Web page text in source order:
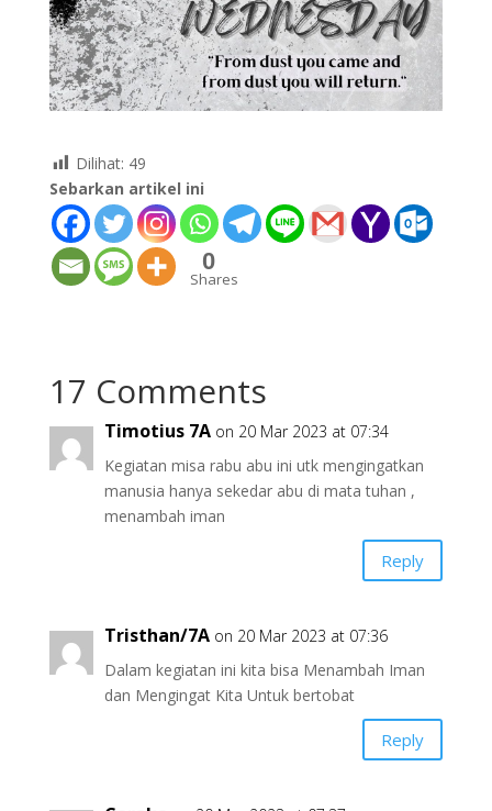
Dilihat: 49
Sebarkan artikel ini
0
Shares
17 Comments
Timotius 7A on 20 Mar 2023 at 07:34
Kegiatan misa rabu abu ini utk mengingatkan
manusia hanya sekedar abu di mata tuhan ,
menambah iman
Reply
Tristhan/7A on 20 Mar 2023 at 07:36
Dalam kegiatan ini kita bisa Menambah Iman
dan Mengingat Kita Untuk bertobat
Reply